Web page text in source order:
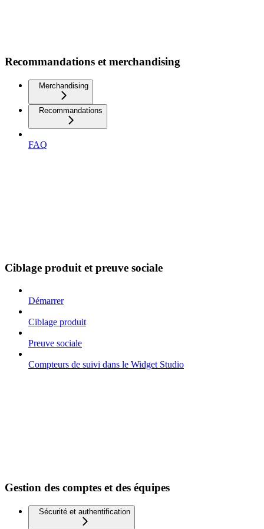
Recommandations et merchandising
Merchandising
Recommandations
FAQ
Ciblage produit et preuve sociale
Démarrer
Ciblage produit
Preuve sociale
Compteurs de suivi dans le Widget Studio
Gestion des comptes et des équipes
Sécurité et authentification